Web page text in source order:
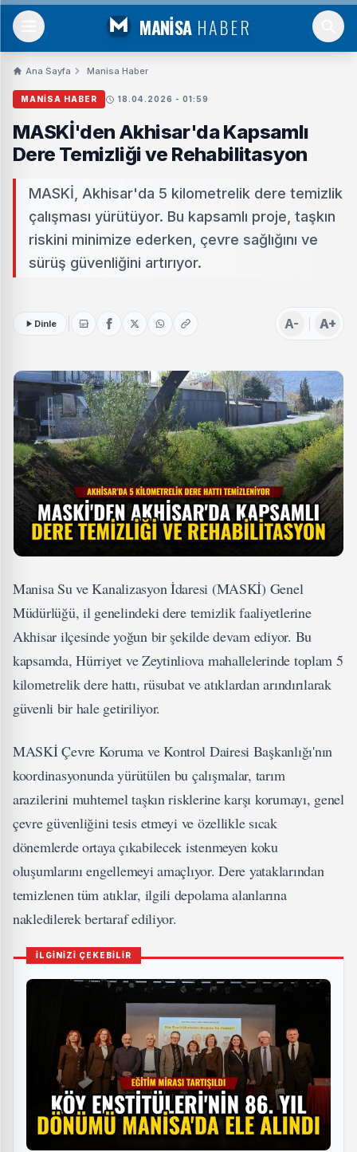
MANİSA HABER
Ana Sayfa Manisa Haber
MANISA HABER 18.04.2026 - 01:59
MASKİ'den Akhisar'da Kapsamlı
Dere Temizliği ve Rehabilitasyon
MASKİ, Akhisar'da 5 kilometrelik dere temizlik
çalışması yürütüyor. Bu kapsamlı proje, taşkın
riskini minimize ederken, çevre sağlığını ve
sürüş güvenliğini artırıyor.
Dinle A- A+
Manisa Su ve Kanalizasyon İdaresi (MASKİ) Genel
Müdürlüğü, il genelindeki dere temizlik faaliyetlerine
Akhisar ilçesinde yoğun bir şekilde devam ediyor. Bu
kapsamda, Hürriyet ve Zeytinliova mahallelerinde toplam 5
kilometrelik dere hattı, rüsubat ve atıklardan arındırılarak
güvenli bir hale getiriliyor.
MASKİ Çevre Koruma ve Kontrol Dairesi Başkanlığı'nın
koordinasyonunda yürütülen bu çalışmalar, tarım
arazilerini muhtemel taşkın risklerine karşı korumayı, genel
çevre güvenliğini tesis etmeyi ve özellikle sıcak
dönemlerde ortaya çıkabilecek istenmeyen koku
oluşumlarını engellemeyi amaçlıyor. Dere yataklarından
temizlenen tüm atıklar, ilgili depolama alanlarına
nakledilerek bertaraf ediliyor.
İLGİNİZİ ÇEKEBİLİR